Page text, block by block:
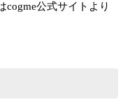
cogme公式サイトより